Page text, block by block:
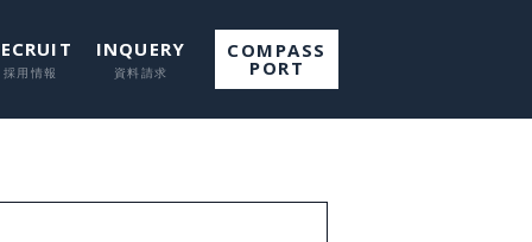
INQUERY COMPASS
PORT